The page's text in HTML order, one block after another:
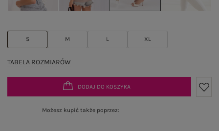
S M L XL
TABELA ROZMIARÓW
DODAJ DO KOSZYKA
Możesz kupić także poprzez: